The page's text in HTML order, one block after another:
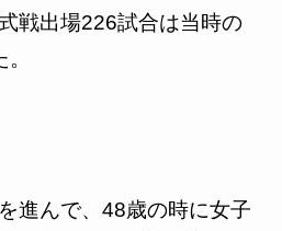
戦出場226試合は当時の
進んで、 48歳の時に女子